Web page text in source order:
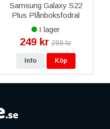
Samsung Galaxy S22
Plus Plånboksfodral
med Magnet - Mörklila
I lager
249 kr 299 kr
Info Köp